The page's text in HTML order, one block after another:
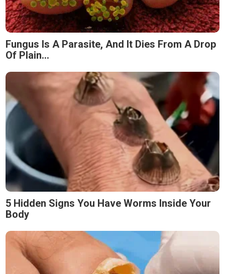
Fungus Is A Parasite, And It Dies From A Drop
Of Plain...
5 Hidden Signs You Have Worms Inside Your
Body